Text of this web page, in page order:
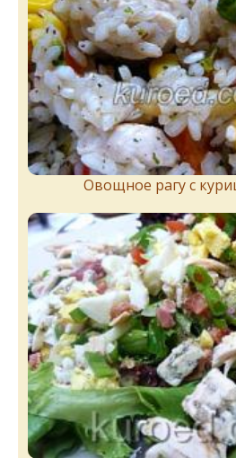
Овощное рагу с